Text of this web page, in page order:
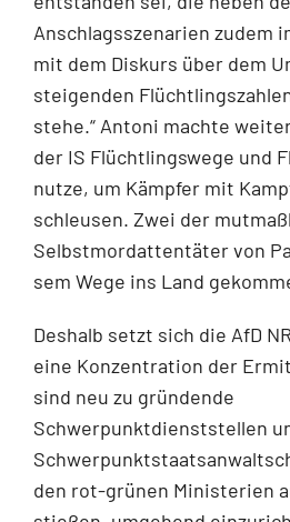
Anschlagsszenarien zu­dem
mit dem Diskurs über dem
steigenden
stehe.“ Antoni machte
der IS Flüchtlingswege und
nutze, um Kämpfer mit
schleusen. Zwei der
Selbstmordattentäter von
sem Wege ins Land
Deshalb setzt sich die AfD
eine Konzentration der
sind neu zu gründende
Schwerpunktdienststellen
den rot-grünen Ministerien